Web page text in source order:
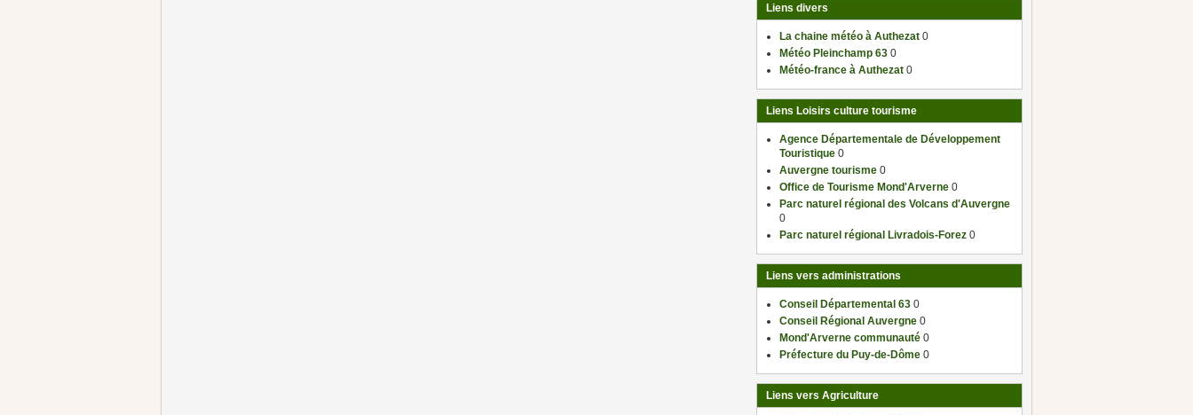
Liens divers
La chaine météo à Authezat 0
Météo Pleinchamp 63 0
Météo-france à Authezat 0
Liens Loisirs culture tourisme
Agence Départementale de Développement
Touristique 0
Auvergne tourisme 0
Office de Tourisme Mond'Arverne 0
Parc naturel régional des Volcans d'Auvergne
0
Parc naturel régional Livradois-Forez 0
Liens vers administrations
Conseil Départemental 63 0
Conseil Régional Auvergne 0
Mond'Arverne communauté 0
Préfecture du Puy-de-Dôme 0
Liens vers Agriculture